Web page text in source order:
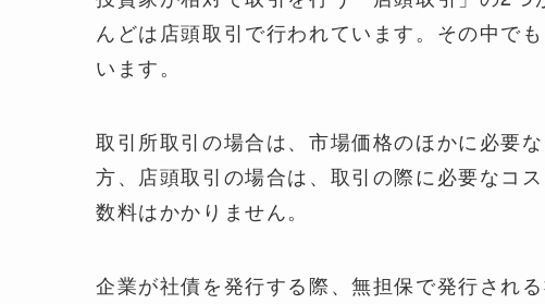
んどは店頭取引で行われています。その中で
います。
取引所取引の場合は、市場価格のほかに必要
方、店頭取引の場合は、取引の際に必要なコ
数料はかかりません。
企業が社債を発行する際、無担保で発行され